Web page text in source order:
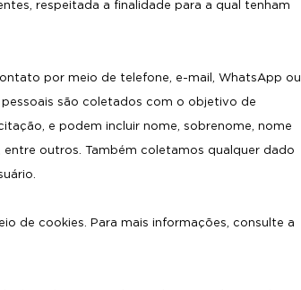
respeitada a finalidade para a qual tenham
por meio de telefone, e-mail, WhatsApp ou
são coletados com o objetivo de
e podem incluir nome, sobrenome, nome
outros. Também coletamos qualquer dado
de cookies. Para mais informações, consulte a